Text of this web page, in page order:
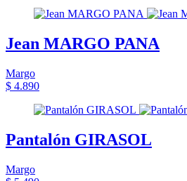
Jean MARGO PANA
Margo
$ 4.890
Pantalón GIRASOL
Margo